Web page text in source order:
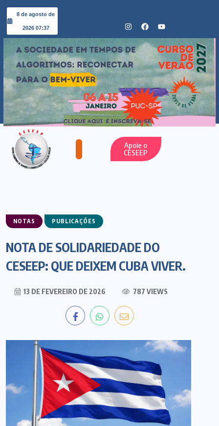
8 de agosto de
2026 07:37
Apoie o
CESEEP
NOTAS PUBLICAÇÕES
NOTA DE SOLIDARIEDADE DO
CESEEP: QUE DEIXEM CUBA VIVER.
13 DE FEVEREIRO DE 2026 787 VIEWS